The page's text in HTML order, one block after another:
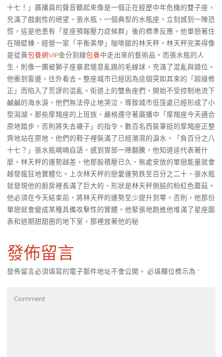
十七！」廣播員的聲音聽起來像是一個正在經歷中年危機的雙子座，
充滿了戲劇性的絕望。張水瓶，一個典型的水瓶座，立刻感到一陣恐
慌，這是他患有「星座預報壓力症候群」後的標準反應。他單戀著住
在隔壁棟、經營一家「平衡美學」咖啡館的林天秤。林天秤完美得像
是從黃包養網VIP金分割線包養中走出來的藝術品。而張水瓶的人
生，則像一團被獅子座暴君隨意亂踢的毛線球，充滿了混亂與錯位。
他衝到窗邊，往外看去。整座城市已經因為這個突如其來的「超級修
正」而陷入了荒謬的混亂。街道上的雙魚座們，開始不受控制地流下
鹹鹹的海水淚，他們無法停止地哭泣，導致城市低窪處已經形成了小
型潟湖。那些摩羯座的上班族，嚴格遵守著廣播中「摩羯座今天適合
原地踏步，否則將失去襪子」的指令。數百名西裝筆挺的摩羯座正整
齊地站在原地，他們的鞋子裡裝滿了已經潮濕的淚水。「負百分之八
十七？」張水瓶喃喃自語，感到胃部一陣翻騰，他知道這代表著什
麼。林天秤的運勢越差，他那股積壓已久、無處安放的單戀能量就會
越發瘋狂地實體化。上次林天秤的戀愛運勢跌至百分之二十，張水瓶
就發現他的廚房裡長滿了巨大的、形狀是林天秤側臉的粉紅色蘑菇。
他必須在今天結束前，將林天秤的運勢至少提升到零。否則，他那份
單戀就會變成某種具備攻擊性的實體。他緊張地跑進他堆滿了星座圖
表和過期甜甜圈的地下室，那裡放著他的秘
發佈留言
發佈留言必須填寫的電子郵件地址不會公開。 必填欄位標示為 *